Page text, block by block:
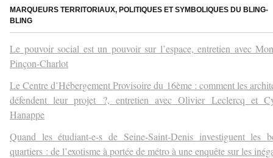
MARQUEURS TERRITORIAUX, POLITIQUES ET SYMBOLIQUES DU BLING-
BLING
Le pouvoir social est un pouvoir sur l’espace, entretien avec
Pinçon-Charlot
Le Centre d’Hébergement Provisoire du 16ème : comment les
défendent leur projet ?, entretien avec Olivier Leclercq et
Hanappe
Quand les étudiant-e-s de Seine-Saint-Denis investiguent les
quartiers : de l’exotisme à portée de métro à une enquête sur les